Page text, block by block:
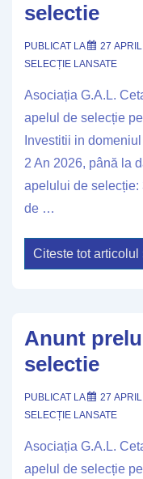
selectie
PUBLICAT LA 27
SELECȚIE LANSATE
Asociația G.A.L.
apelul de selecție
Investitii in
2 An 2026, până la
apelului de selecție:
de …
Anunt
prelungire
apel
Citeste tot articolul
Anunt
selectie
PUBLICAT LA 27
SELECȚIE LANSATE
Asociația G.A.L.
apelul de selecție